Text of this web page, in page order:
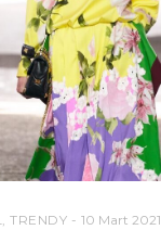
, TRENDY 10 Mart 2021